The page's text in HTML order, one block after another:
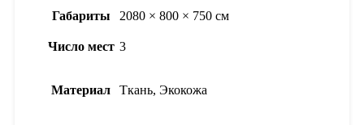
Габариты 2080 × 800 × 750 см
Число мест 3
Материал Ткань, Экокожа